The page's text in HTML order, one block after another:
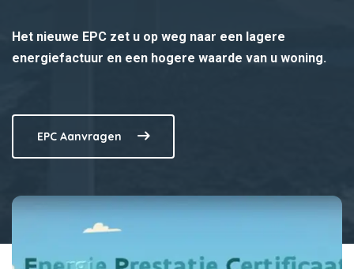
Het nieuwe EPC zet u op weg naar een lagere
energiefactuur en een hogere waarde van u woning.
EPC Aanvragen